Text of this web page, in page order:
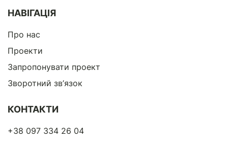
НАВІГАЦІЯ
Про нас
Проекти
Запропонувати проект
Зворотний зв’язок
КОНТАКТИ
+38 097 334 26 04